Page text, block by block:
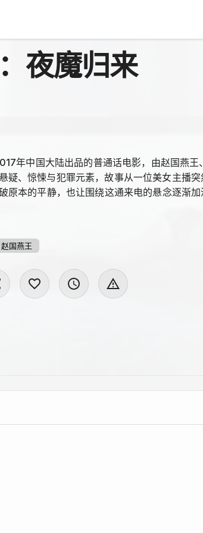
夜魔归来
年中国大陆出品的普通话电影，由赵国燕
疑、惊悚与犯罪元素，故事从一位美女主播
原本的平静，也让围绕这通来电的悬念逐渐
赵国燕王